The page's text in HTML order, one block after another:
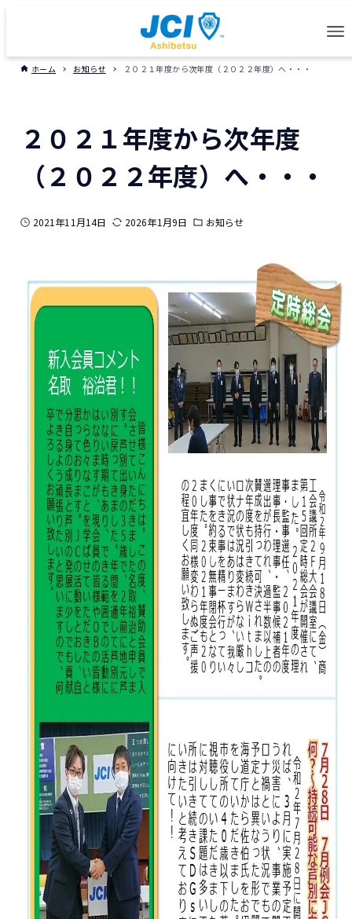
ホーム お知らせ ２０２１年度から次年度（２０２２年度）へ・・・
２０２１年度から次年度
（２０２２年度）へ・・・
2021年11月14日 2026年1月9日 お知らせ